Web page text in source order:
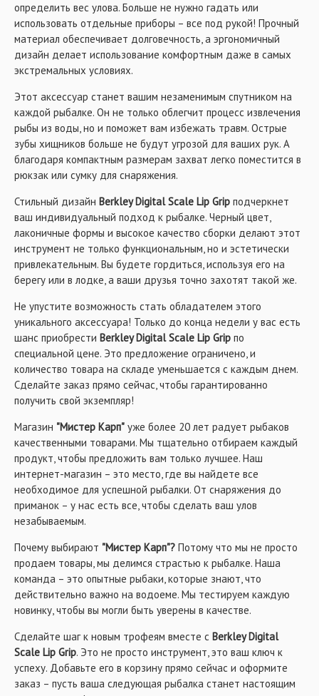
определить вес улова. Больше не нужно гадать или
использовать отдельные приборы – все под рукой! Прочный
материал обеспечивает долговечность, а эргономичный
дизайн делает использование комфортным даже в самых
экстремальных условиях.
Этот аксессуар станет вашим незаменимым спутником на
каждой рыбалке. Он не только облегчит процесс извлечения
рыбы из воды, но и поможет вам избежать травм. Острые
зубы хищников больше не будут угрозой для ваших рук. А
благодаря компактным размерам захват легко поместится в
рюкзак или сумку для снаряжения.
Стильный дизайн Berkley Digital Scale Lip Grip подчеркнет
ваш индивидуальный подход к рыбалке. Черный цвет,
лаконичные формы и высокое качество сборки делают этот
инструмент не только функциональным, но и эстетически
привлекательным. Вы будете гордиться, используя его на
берегу или в лодке, а ваши друзья точно захотят такой же.
Не упустите возможность стать обладателем этого
уникального аксессуара! Только до конца недели у вас есть
шанс приобрести Berkley Digital Scale Lip Grip по
специальной цене. Это предложение ограничено, и
количество товара на складе уменьшается с каждым днем.
Сделайте заказ прямо сейчас, чтобы гарантированно
получить свой экземпляр!
Магазин "Мистер Карп" уже более 20 лет радует рыбаков
качественными товарами. Мы тщательно отбираем каждый
продукт, чтобы предложить вам только лучшее. Наш
интернет-магазин – это место, где вы найдете все
необходимое для успешной рыбалки. От снаряжения до
приманок – у нас есть все, чтобы сделать ваш улов
незабываемым.
Почему выбирают "Мистер Карп"? Потому что мы не просто
продаем товары, мы делимся страстью к рыбалке. Наша
команда – это опытные рыбаки, которые знают, что
действительно важно на водоеме. Мы тестируем каждую
новинку, чтобы вы могли быть уверены в качестве.
Сделайте шаг к новым трофеям вместе с Berkley Digital
Scale Lip Grip. Это не просто инструмент, это ваш ключ к
успеху. Добавьте его в корзину прямо сейчас и оформите
заказ – пусть ваша следующая рыбалка станет настоящим